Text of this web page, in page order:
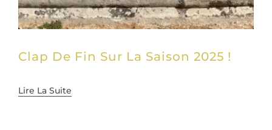
Clap De Fin Sur La Saison 2025 !
Lire La Suite